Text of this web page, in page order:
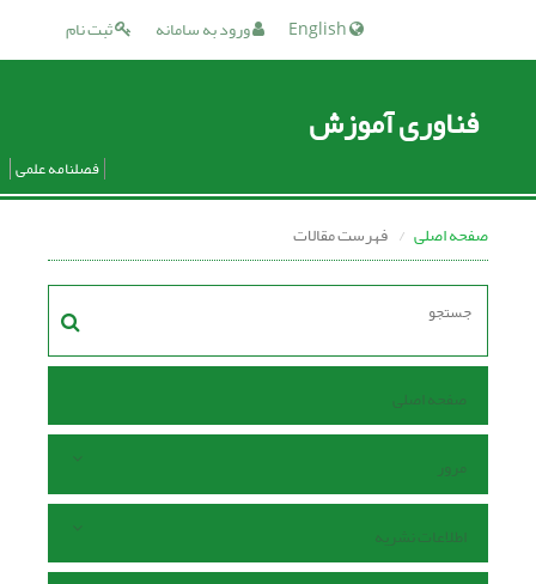
ثبت نام ورود به سامانه
فناوری آموزش
فصلنامه علمی
صفحه اصلی فهرست مقالات
صفحه اصلی
مرور
اطلاعات نشریه